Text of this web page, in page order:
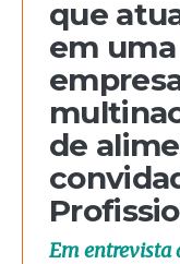
que
em
de
Em entrevista